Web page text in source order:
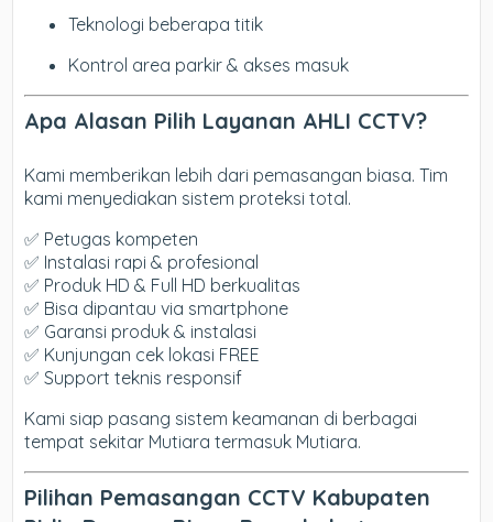
Teknologi beberapa titik
Kontrol area parkir & akses masuk
Apa Alasan Pilih Layanan AHLI CCTV?
Kami memberikan lebih dari pemasangan biasa. Tim
kami menyediakan sistem proteksi total.
✅ Petugas kompeten
✅ Instalasi rapi & profesional
✅ Produk HD & Full HD berkualitas
✅ Bisa dipantau via smartphone
✅ Garansi produk & instalasi
✅ Kunjungan cek lokasi FREE
✅ Support teknis responsif
Kami siap pasang sistem keamanan di berbagai
tempat sekitar Mutiara termasuk Mutiara.
Pilihan Pemasangan CCTV Kabupaten